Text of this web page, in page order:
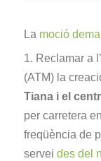
La moció
1. Reclamar a
(ATM) la
Tiana i el
per carretera
freqüència de
serveides del